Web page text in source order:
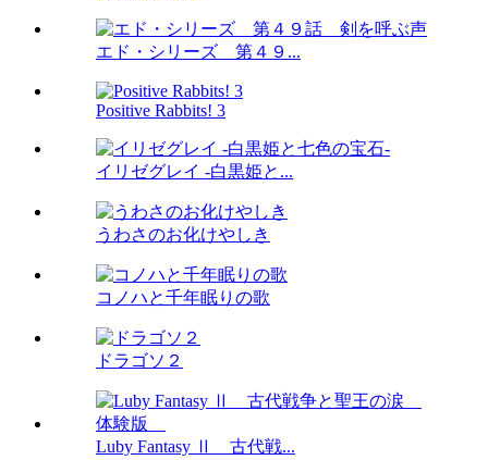
エド・シリーズ 第４９...
Positive Rabbits! 3
イリゼグレイ -白黒姫と...
うわさのお化けやしき
コノハと千年眠りの歌
ドラゴソ２
Luby Fantasy Ⅱ 古代戦...